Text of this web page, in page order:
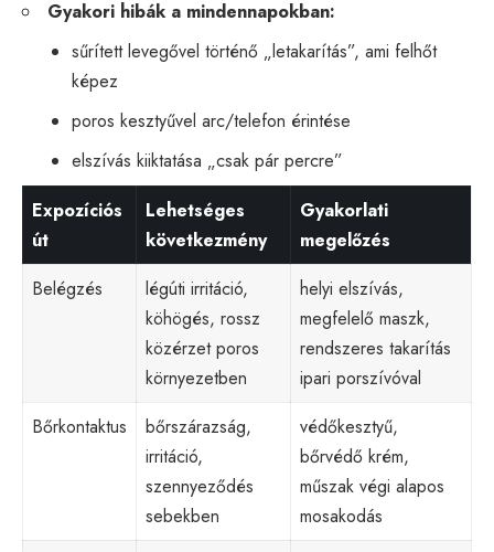
Gyakori hibák a mindennapokban:
sűrített levegővel történő „letakarítás”, ami felhőt
képez
poros kesztyűvel arc/telefon érintése
elszívás kiiktatása „csak pár percre”
Expozíciós
út
Lehetséges
következmény
Gyakorlati
megelőzés
Belégzés
légúti irritáció,
köhögés, rossz
közérzet poros
környezetben
helyi elszívás,
megfelelő maszk,
rendszeres takarítás
ipari porszívóval
Bőrkontaktus
bőrszárazság,
irritáció,
szennyeződés
sebekben
védőkesztyű,
bőrvédő krém,
műszak végi alapos
mosakodás